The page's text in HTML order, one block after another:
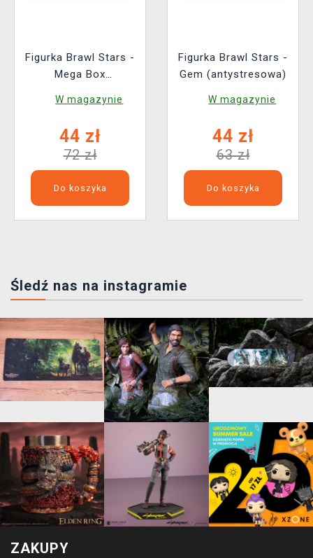
Figurka Brawl Stars -
Mega Box
W magazynie
44 zł
72 zł
Do koszyka
Figurka Brawl Stars -
Gem (antystresowa)
W magazynie
44 zł
63 zł
Do koszyka
Śledź nas na instagramie
ZAKUPY